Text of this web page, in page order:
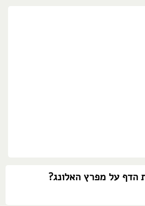
הדף על מפרץ האלונג?